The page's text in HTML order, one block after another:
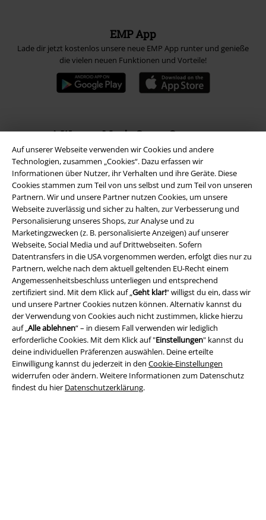
Auf unserer Webseite verwenden wir Cookies und andere
Technologien, zusammen „Cookies“. Dazu erfassen wir
Informationen über Nutzer, ihr Verhalten und ihre Geräte. Diese
Cookies stammen zum Teil von uns selbst und zum Teil von unseren
Partnern. Wir und unsere Partner nutzen Cookies, um unsere
Webseite zuverlässig und sicher zu halten, zur Verbesserung und
Personalisierung unseres Shops, zur Analyse und zu
Marketingzwecken (z. B. personalisierte Anzeigen) auf unserer
Webseite, Social Media und auf Drittwebseiten. Sofern
Datentransfers in die USA vorgenommen werden, erfolgt dies nur zu
Partnern, welche nach dem aktuell geltenden EU-Recht einem
Angemessenheitsbeschluss unterliegen und entsprechend
zertifiziert sind. Mit dem Klick auf „Geht klar!“ willigst du ein, dass wir
und unsere Partner Cookies nutzen können. Alternativ kannst du
der Verwendung von Cookies auch nicht zustimmen, klicke hierzu
auf „Alle ablehnen“ – in diesem Fall verwenden wir lediglich
erforderliche Cookies. Mit dem Klick auf "Einstellungen" kannst du
deine individuellen Präferenzen auswählen. Deine erteilte
Einwilligung kannst du jederzeit in den Cookie-Einstellungen
widerrufen oder ändern. Weitere Informationen zum Datenschutz
findest du hier Datenschutzerklärung.
EMP App
Lade dir jetzt kostenlos unsere neue EMP App runter und genieße
die vielen neuen Funktionen und Vorteile!
A Warner Music Group Company
Rechtliches
AGB
Impressum
Datenschutz